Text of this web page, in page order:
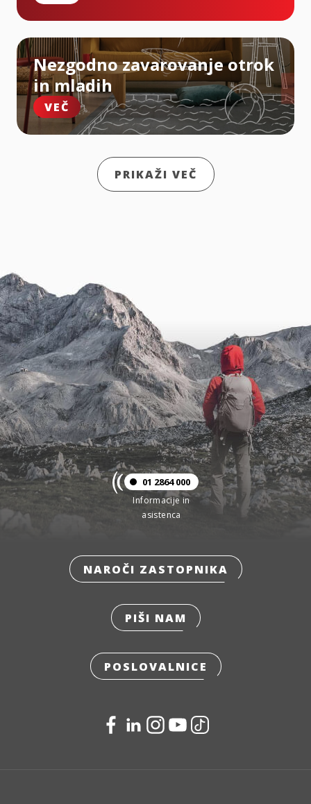
Nezgodno zavarovanje otrok
in mladih
VEČ
PRIKAŽI VEČ
01 2864 000
Informacije in
asistenca
NAROČI ZASTOPNIKA
PIŠI NAM
POSLOVALNICE